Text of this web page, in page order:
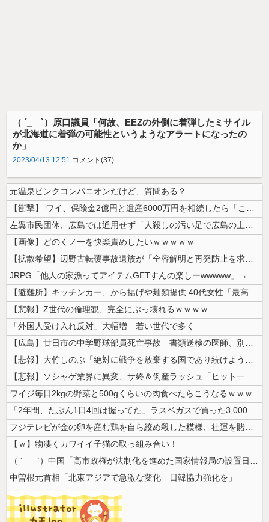
（ ´_ゝ`）原口議員「何故、EEZの外側に着弾したミサイル
が北海道に着弾の可能性というようなアラートになったの
か」
2023/04/13 12:51 コメント(37)
元温泉ピンクコンパニオンだけど、質問ある？
【衝撃】 ワイ、保険金2億円と遺産6000万円を相続したら「こう」なっ...
左翼市民団体、広島では通用せず「人殺しの汚い足で広島の土を踏むな！」→...
【画像】どのくノ一を快楽責めしたいｗｗｗｗｗ
【拡散希望】辺野古転覆事故遺族が「全容解明と再発防止を求める会」設立 ...
JRPG「他人の家漁ってアイテムGETすんの楽しーwwwww」→欧米で...
【避難所】キッチンカー、から揚げや麺類提供 40代女性「最高、パン中心...
【悲報】Z世代の倫理観、完全にぶっ壊れるｗｗｗｗ
「外国人受け入れ反対」大幅増 若い世代で多く
【広島】廿日市の中学野球部員死亡事故 書類送検の医師、別人のCT画像で...
【悲報】大竹しのぶ「絶対に戦争を放棄する国であり続けよう」 平和への...
【悲報】ソシャゲ業界に異変、サ終＆倒産ラッシュ「ヒット一本で一攫千金」...
ワイジ毎日2kgの野菜と500gくらいの肉食べたらこうなるｗｗｗ
「2年間、たぶん1日4回は握ってた」ラスベガスで買った3,000円のキ...
フジテレビが金の卵を産む鶏を自ら絞め殺した模様、社運を賭けたドル箱コン...
【ｗ】物凄くカワイイ子猫の取っ組み合い！
（ ´_ゝ`）中国「高市政権が法制化を進めた国家情報局の設置日が7月3...
中曽根元首相「北東アジアで急激な変化 日韓協力強化を」